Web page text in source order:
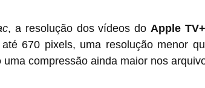
, a resolução dos vídeos do Apple TV+
670 pixels, uma resolução menor
compressão ainda maior nos